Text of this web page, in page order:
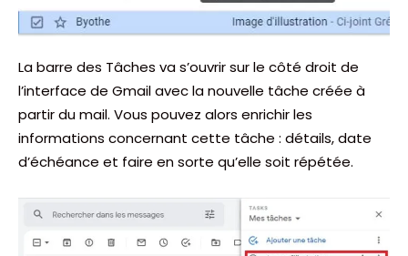
La barre des Tâches va s’ouvrir sur le côté droit de
l’interface de Gmail avec la nouvelle tâche créée à
partir du mail. Vous pouvez alors enrichir les
informations concernant cette tâche : détails, date
d’échéance et faire en sorte qu’elle soit répétée.